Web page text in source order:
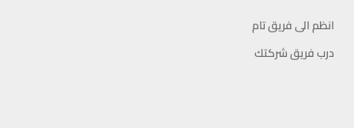
انظم الى فريق تام
درب فريق شركتك